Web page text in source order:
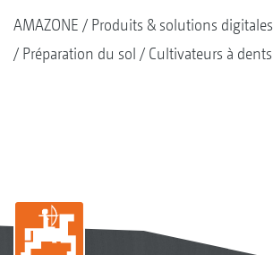
AMAZONE
Produits & solutions digitales
Préparation du sol
Cultivateurs à dents